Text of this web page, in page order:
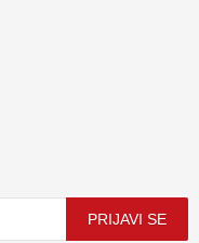
PRIJAVI SE